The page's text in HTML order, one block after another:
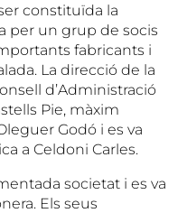
constituïda la
per un grup de socis
fabricants i
La direcció de la
d’Administració
Pie, màxim
Godó i es va
a Celdoni Carles.
societat i es va
Els seus